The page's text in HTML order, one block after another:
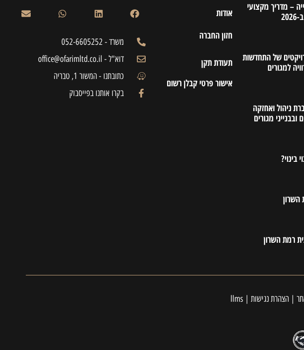
– מדריך מקצועי
של התחדשות
למגורים
ניהול ואחזקה
מגורים
בינוי?
השרון
רמת השרון
אודות
חזון החברה
תעודת תקן
אישור פרטי קבלן רשום
משרד - 052-6605252
דוא"ל - office@ofarimltd.co.il
כתובתנו - המשור 1, טבריה
בקרו אותנו בפייסבוק
|הצהרת נגישות |
llms